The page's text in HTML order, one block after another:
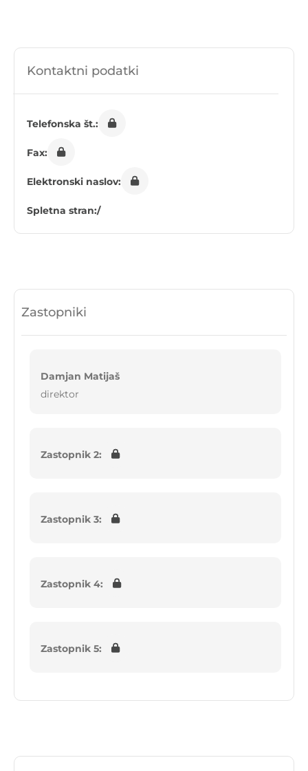
Kontaktni podatki
Telefonska št.:
Fax:
Elektronski naslov:
Spletna stran:/
Zastopniki
Damjan Matijaš
direktor
Zastopnik 2:
Zastopnik 3:
Zastopnik 4:
Zastopnik 5: